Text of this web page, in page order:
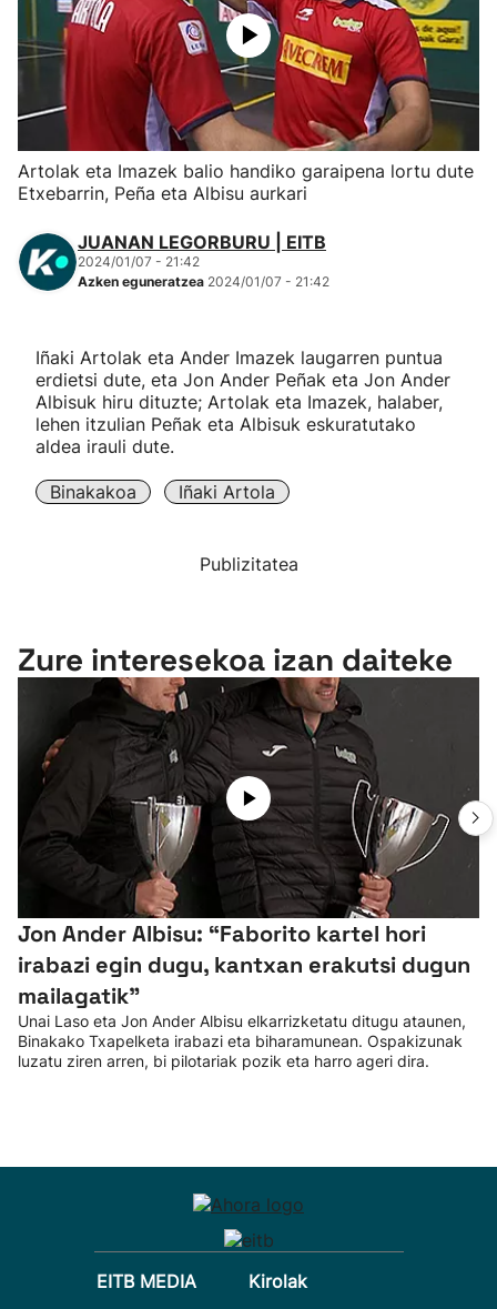
Herri-kirolak
Eskubaloia
Kirolak 360
Mendi-lasterketak
"Helmuga"
Artolak eta Imazek balio handiko garaipena lortu dute
Etxebarrin, Peña eta Albisu aurkari
JUANAN LEGORBURU | EITB
2024/01/07 - 21:42
Azken eguneratzea 2024/01/07 - 21:42
Iñaki Artolak eta Ander Imazek laugarren puntua
erdietsi dute, eta Jon Ander Peñak eta Jon Ander
Albisuk hiru dituzte; Artolak eta Imazek, halaber,
lehen itzulian Peñak eta Albisuk eskuratutako
aldea irauli dute.
Binakakoa Iñaki Artola
Publizitatea
Zure interesekoa izan daiteke
Jon Ander Albisu: “Faborito kartel hori
irabazi egin dugu, kantxan erakutsi dugun
mailagatik”
Unai Laso eta Jon Ander Albisu elkarrizketatu ditugu ataunen,
Binakako Txapelketa irabazi eta biharamunean. Ospakizunak
luzatu ziren arren, bi pilotariak pozik eta harro ageri dira.
EITB MEDIA
Kirolak